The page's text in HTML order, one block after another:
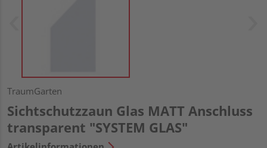
TraumGarten
Sichtschutzzaun Glas MATT Anschluss
transparent "SYSTEM GLAS"